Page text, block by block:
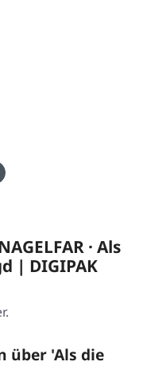
· Als
| DIGIPAK
über 'Als die